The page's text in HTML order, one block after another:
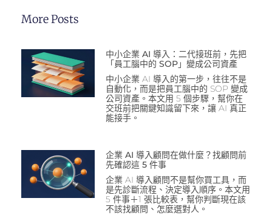
More Posts
中小企業 AI 導入：二代接班前，先把
「員工腦中的 SOP」變成公司資產
中小企業 AI 導入的第一步，往往不是
自動化，而是把員工腦中的 SOP 變成
公司資產。本文用 5 個步驟，幫你在
交班前把關鍵知識留下來，讓 AI 真正
能接手。
企業 AI 導入顧問在做什麼？找顧問前
先確認這 5 件事
企業 AI 導入顧問不是幫你買工具，而
是先診斷流程、決定導入順序。本文用
5 件事＋1 張比較表，幫你判斷現在該
不該找顧問、怎麼選對人。